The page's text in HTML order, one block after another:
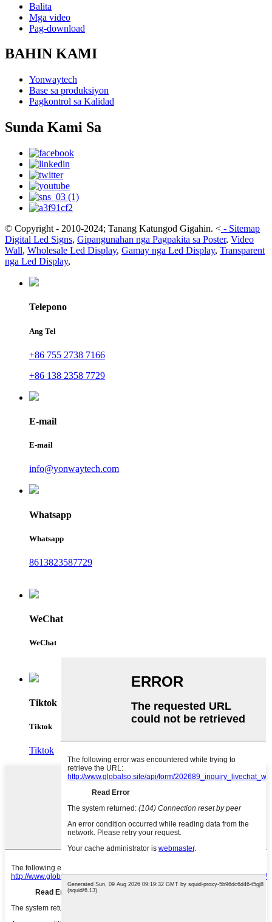
Balita
Mga video
Pag-download
BAHIN KAMI
Yonwaytech
Base sa produksiyon
Pagkontrol sa Kalidad
Sunda Kami Sa
© Copyright - 2010-2024; Tanang Katungod Gigahin. < - Sitemap
Digital Led Signs, Gipangunahan nga Pagpakita sa Poster, Video
Wall, Wholesale Led Display, Gamay nga Led Display, Transparent
nga Led Display,
Telepono
Ang Tel
+86 755 2738 7166
+86 138 2358 7729
E-mail
E-mail
info@yonwaytech.com
Whatsapp
Whatsapp
8613823587729
WeChat
WeChat
Tiktok
Tiktok
Tiktok